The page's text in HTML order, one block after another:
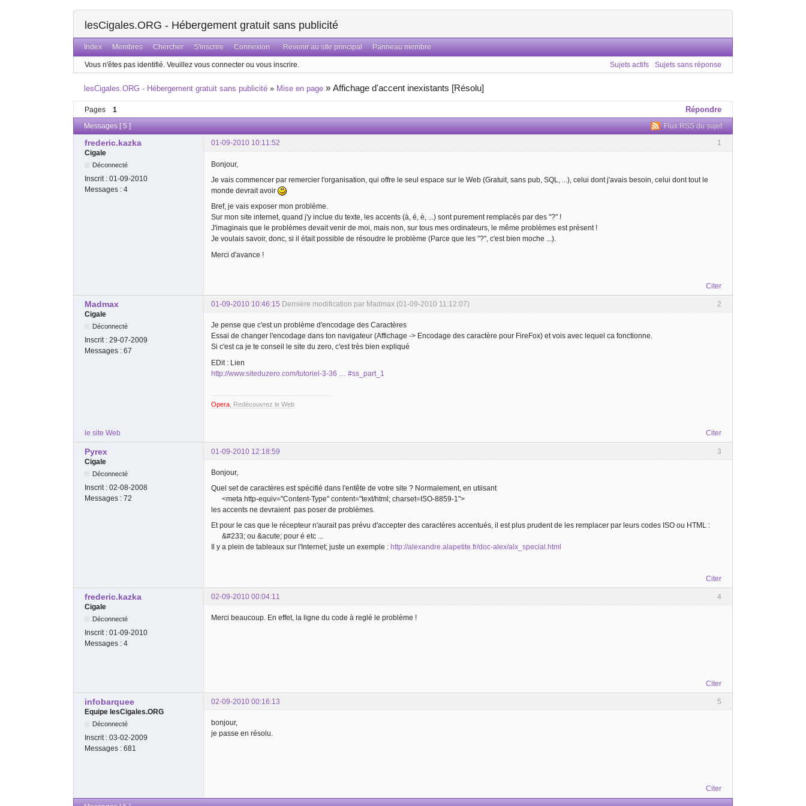
lesCigales.ORG - Hébergement gratuit sans publicité
Index Membres Chercher S'inscrire Connexion Revenir au site principal Panneau membre
Vous n'êtes pas identifié. Veuillez vous connecter ou vous inscrire. Sujets actifs Sujets sans réponse
lesCigales.ORG - Hébergement gratuit sans publicité » Mise en page »Affichage d'accent inexistants [Résolu]
Pages 1 Répondre
Flux RSS du sujet
Messages [ 5 ]
1
frederic.kazka
01-09-2010 10:11:52
Cigale
Déconnecté
Inscrit : 01-09-2010
Messages : 4
Bonjour,
Je vais commencer par remercier l'organisation, qui offre le seul espace sur le Web (Gratuit, sans pub, SQL, ...), celui dont j'avais besoin, celui dont tout le
monde devrait avoir
Bref, je vais exposer mon problème.
Sur mon site internet, quand j'y inclue du texte, les accents (à, é, è, ...) sont purement remplacés par des "?" !
J'imaginais que le problèmes devait venir de moi, mais non, sur tous mes ordinateurs, le même problèmes est présent !
Je voulais savoir, donc, si il était possible de résoudre le problème (Parce que les "?", c'est bien moche ...).
Merci d'avance !
Citer
2
Madmax 01-09-2010 10:46:15 Dernière modification par Madmax (01-09-2010 11:12:07)
Cigale
Déconnecté
Inscrit : 29-07-2009
Messages : 67
Je pense que c'est un problème d'encodage des Caractères
Essai de changer l'encodage dans ton navigateur (Affichage -> Encodage des caractère pour FireFox) et vois avec lequel ca fonctionne.
Si c'est ca je te conseil le site du zero, c'est très bien expliqué
EDit : Lien
http://www.siteduzero.com/tutoriel-3-36 … #ss_part_1
Opera , Redécouvrez le Web
le site Web Citer
3
Pyrex
01-09-2010 12:18:59
Cigale
Déconnecté
Inscrit : 02-08-2008
Messages : 72
Bonjour,
Quel set de caractères est spécifié dans l'entête de votre site ? Normalement, en utiisant
<meta http-equiv="Content-Type" content="text/html; charset=ISO-8859-1">
les accents ne devraient pas poser de problèmes.
Et pour le cas que le récepteur n'aurait pas prévu d'accepter des caractères accentués, il est plus prudent de les remplacer par leurs codes ISO ou HTML :
&#233; ou &acute; pour é etc ...
Il y a plein de tableaux sur l'Internet; juste un exemple : http://alexandre.alapetite.fr/doc-alex/alx_special.html
Citer
4
frederic.kazka
02-09-2010 00:04:11
Cigale
Déconnecté
Inscrit : 01-09-2010
Messages : 4
Merci beaucoup. En effet, la ligne du code à reglé le problème !
Citer
5
infobarquee
02-09-2010 00:16:13
Equipe lesCigales.ORG
Déconnecté
Inscrit : 03-02-2009
Messages : 681
bonjour,
je passe en résolu.
Citer